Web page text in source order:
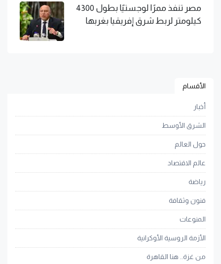
مصر تنفذ ممرًا لوجستيًا بطول 4300
كيلومتر لربط شرق إفريقيا بغربها
الأقسام
أخبار
الشرق الأوسط
حول العالم
عالم الاقتصاد
رياضة
فنون وثقافة
المنوعات
الأزمة الروسية الأوكرانية
من غزة.. هنا القاهرة